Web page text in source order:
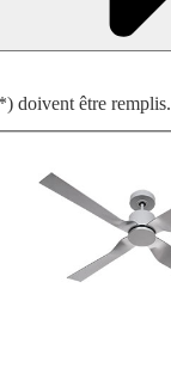
doivent être remplis.